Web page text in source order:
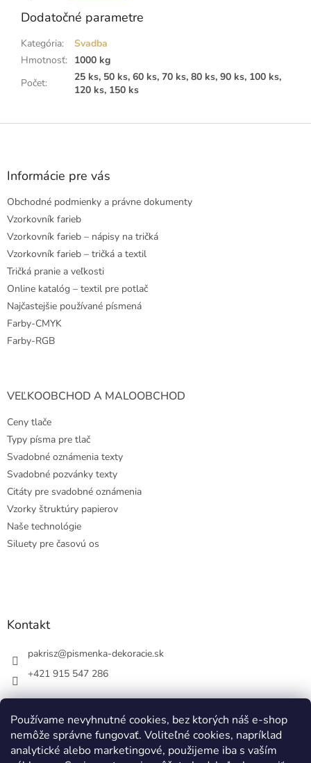
Používame nevyhnutné cookies, bez ktorých náš e-shop
nemôže správne fungovať. Voliteľné cookies, napríklad
analytické alebo marketingové, použijeme iba s vaším
Dodatočné parametre
Kategória:
Svadba
Hmotnosť: 1000 kg
Počet:
25 ks, 50 ks, 60 ks, 70 ks, 80 ks, 90 ks, 100 ks,
120 ks, 150 ks
Z
Informácie pre vás
Obchodné podmienky a právne dokumenty
Vzorkovník farieb
Vzorkovník farieb – nápisy na tričká
Vzorkovník farieb – tričká a textil
Tričká pranie a veľkosti
Online katalóg – textil pre potlač
Najčastejšie používané písmená
Farby-CMYK
Farby-RGB
VEĽKOOBCHOD A MALOOBCHOD
Ceny tlače
Typy písma pre tlač
Svadobné oznámenia texty
Svadobné pozvánky texty
Citáty pre svadobné oznámenia
Vzorky štruktúry papierov
Naše technológie
Siluety pre časovú os
Kontakt
pakrisz@pismenka-dekoracie.sk
+421 915 547 286
Facebook